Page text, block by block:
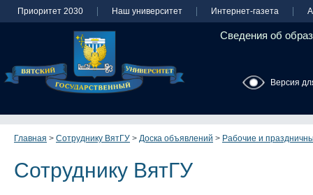
Приоритет 2030 Наш университет Интернет-газета
Сведения об
Версия
Главная > Сотруднику ВятГУ > Доска объявлений > Рабочие и
Сотруднику ВятГУ